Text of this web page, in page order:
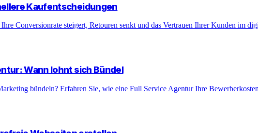
Kaufentscheidungen
Conversionrate steigert, Retouren senkt und das Vertrauen Ihrer Kunden im
Wann lohnt sich Bündel
bündeln? Erfahren Sie, wie eine Full Service Agentur Ihre